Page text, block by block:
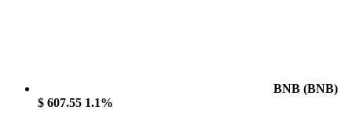
BNB (BNB)
$ 607.55 1.1%